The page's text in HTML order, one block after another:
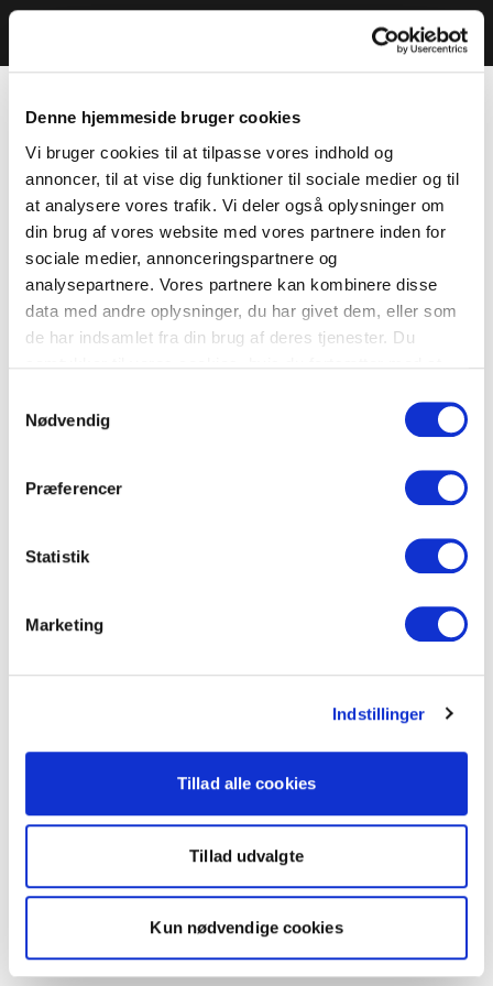
Denne hjemmeside bruger cookies
Vi bruger cookies til at tilpasse vores indhold og
annoncer, til at vise dig funktioner til sociale medier og til
at analysere vores trafik. Vi deler også oplysninger om
din brug af vores website med vores partnere inden for
sociale medier, annonceringspartnere og
analysepartnere. Vores partnere kan kombinere disse
data med andre oplysninger, du har givet dem, eller som
de har indsamlet fra din brug af deres tjenester. Du
Nødvendig
Præferencer
Statistik
Marketing
Indstillinger
Tillad alle cookies
Tillad udvalgte
Kun nødvendige cookies